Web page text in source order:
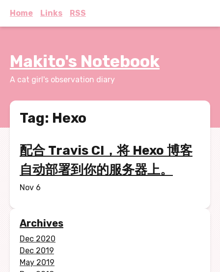
Home Links RSS
Makito's Notebook
A cat girl's observation diary
Tag: Hexo
配合 Travis CI，将 Hexo 博客
自动部署到你的服务器上。
Nov 6
Archives
Dec 2020
Dec 2019
May 2019